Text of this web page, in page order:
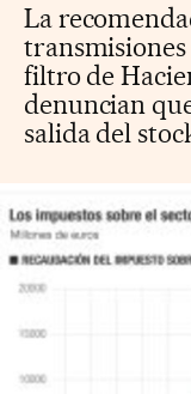
La
filtro de
denuncian
salida del